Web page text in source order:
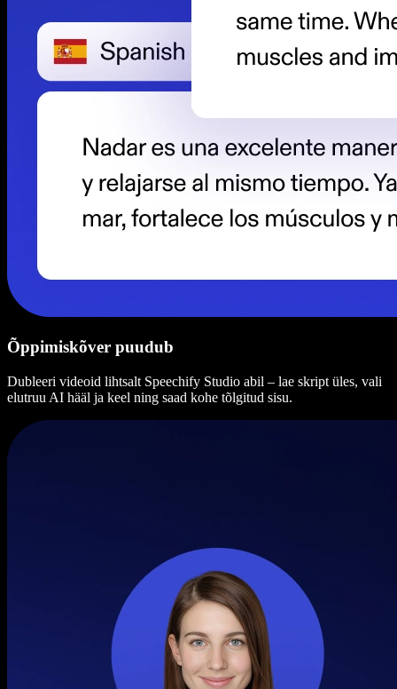
Õppimiskõver puudub
Dubleeri videoid lihtsalt Speechify Studio abil – lae skript üles, vali
elutruu AI hääl ja keel ning saad kohe tõlgitud sisu.